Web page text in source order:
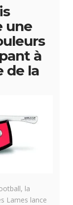
une
à
de la
la
Lames lance